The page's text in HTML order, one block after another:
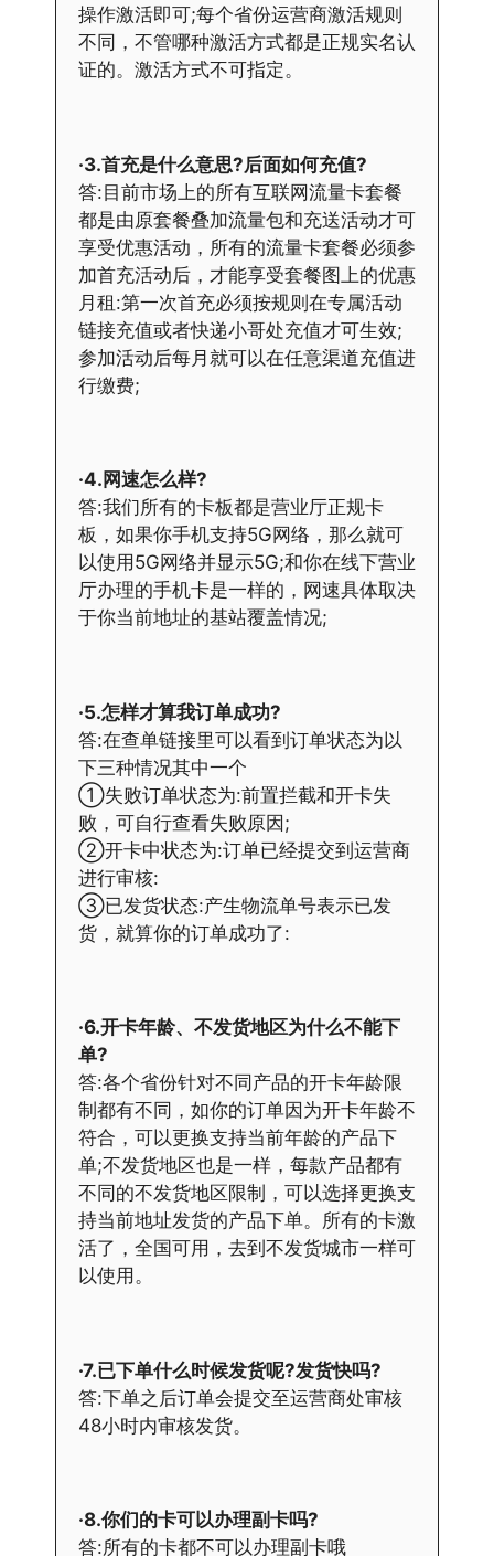
操作激活即可;每个省份运营商激活规则
不同，不管哪种激活方式都是正规实名认
证的。激活方式不可指定。
·3.首充是什么意思?后面如何充值?
答:目前市场上的所有互联网流量卡套餐
都是由原套餐叠加流量包和充送活动才可
享受优惠活动，所有的流量卡套餐必须参
加首充活动后，才能享受套餐图上的优惠
月租:第一次首充必须按规则在专属活动
链接充值或者快递小哥处充值才可生效;
参加活动后每月就可以在任意渠道充值进
行缴费;
·4.网速怎么样?
答:我们所有的卡板都是营业厅正规卡
板，如果你手机支持5G网络，那么就可
以使用5G网络并显示5G;和你在线下营业
厅办理的手机卡是一样的，网速具体取决
于你当前地址的基站覆盖情况;
·5.怎样才算我订单成功?
答:在查单链接里可以看到订单状态为以
下三种情况其中一个
①失败订单状态为:前置拦截和开卡失
败，可自行查看失败原因;
②开卡中状态为:订单已经提交到运营商
进行审核:
③已发货状态:产生物流单号表示已发
货，就算你的订单成功了:
·6.开卡年龄、不发货地区为什么不能下
单?
答:各个省份针对不同产品的开卡年龄限
制都有不同，如你的订单因为开卡年龄不
符合，可以更换支持当前年龄的产品下
单;不发货地区也是一样，每款产品都有
不同的不发货地区限制，可以选择更换支
持当前地址发货的产品下单。所有的卡激
活了，全国可用，去到不发货城市一样可
以使用。
·7.已下单什么时候发货呢?发货快吗?
答:下单之后订单会提交至运营商处审核
48小时内审核发货。
·8.你们的卡可以办理副卡吗?
答:所有的卡都不可以办理副卡哦